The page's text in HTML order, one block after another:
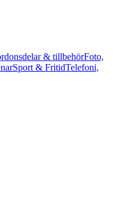
& tillbehörFoto,
Sport & FritidTelefoni,